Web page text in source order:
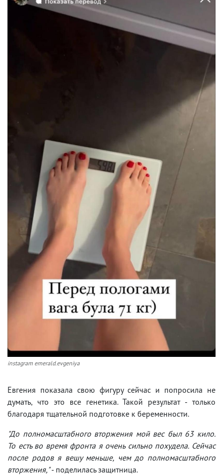
instagram emerald.evgeniya
Евгения показала свою фигуру сейчас и попросила не
думать, что это все генетика. Такой результат - только
благодаря тщательной подготовке к беременности.
"До полномасштабного вторжения мой вес был 63 кило.
То есть во время фронта я очень сильно похудела. Сейчас
после родов я вешу меньше, чем до полномасштабного
вторжения,"- поделилась защитница.